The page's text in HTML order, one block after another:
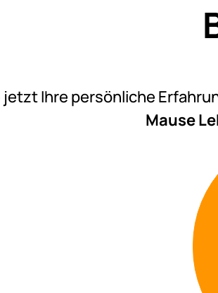
jetzt Ihre persönliche
Mause